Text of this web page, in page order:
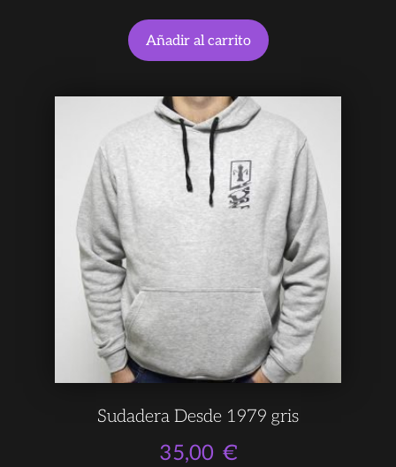
Añadir al carrito
Sudadera Desde 1979 gris
35,00 €